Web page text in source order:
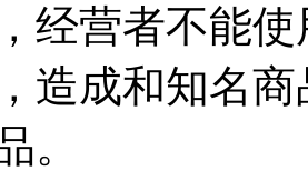
经营者不能
造成和知名
。